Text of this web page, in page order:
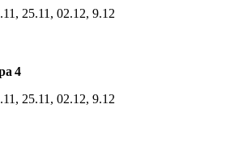
25.11, 02.12, 9.12
4
25.11, 02.12, 9.12